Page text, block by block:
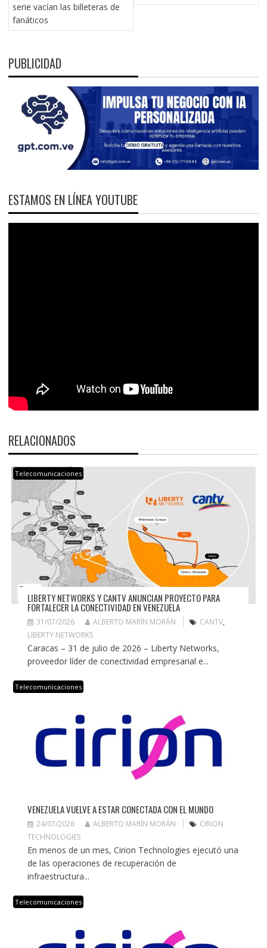
serie vacían las billeteras de
fanáticos
PUBLICIDAD
ESTAMOS EN LÍNEA YOUTUBE
RELACIONADOS
Telecomunicaciones
LIBERTY NETWORKS Y CANTV ANUNCIAN PROYECTO PARA
FORTALECER LA CONECTIVIDAD EN VENEZUELA
31/07/2026 ALBERTO MARÍN MORÁN CANTV,
LIBERTY NETWORKS
Caracas – 31 de julio de 2026 – Liberty Networks,
proveedor líder de conectividad empresarial e...
Telecomunicaciones
VENEZUELA VUELVE A ESTAR CONECTADA CON EL MUNDO
24/07/2026 ALBERTO MARÍN MORÁN
CIRION
TECHNOLOGIES
En menos de un mes, Cirion Technologies ejecutó una
de las operaciones de recuperación de
infraestructura...
Telecomunicaciones